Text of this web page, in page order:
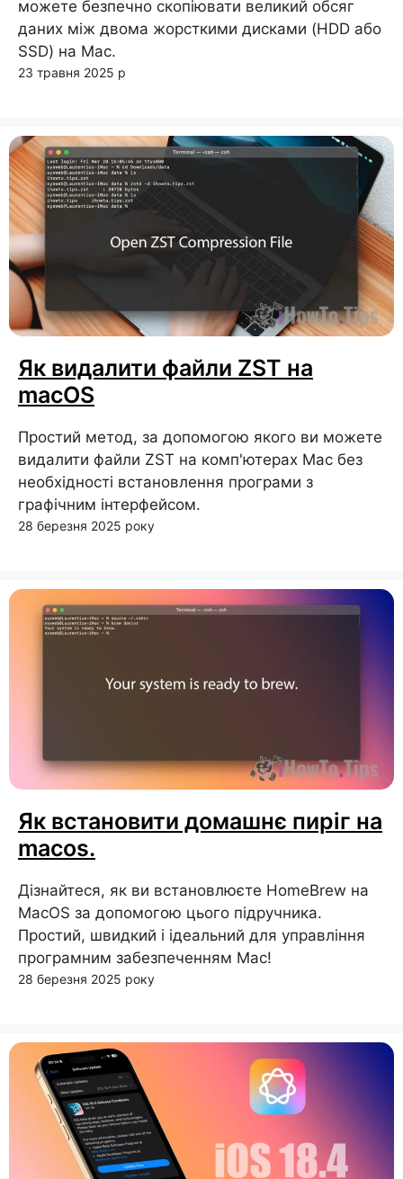
можете безпечно скопіювати великий обсяг
даних між двома жорсткими дисками (HDD або
SSD) на Mac.
23 травня 2025 р
Як видалити файли ZST на
macOS
Простий метод, за допомогою якого ви можете
видалити файли ZST на комп'ютерах Mac без
необхідності встановлення програми з
графічним інтерфейсом.
28 березня 2025 року
Як встановити домашнє пиріг на
macos.
Дізнайтеся, як ви встановлюєте HomeBrew на
MacOS за допомогою цього підручника.
Простий, швидкий і ідеальний для управління
програмним забезпеченням Mac!
28 березня 2025 року